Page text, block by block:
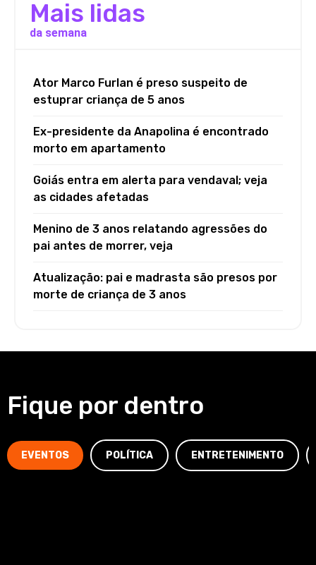
Mais lidas
da semana
Ator Marco Furlan é preso suspeito de
estuprar criança de 5 anos
Ex-presidente da Anapolina é encontrado
morto em apartamento
Goiás entra em alerta para vendaval; veja
as cidades afetadas
Menino de 3 anos relatando agressões do
pai antes de morrer, veja
Atualização: pai e madrasta são presos por
morte de criança de 3 anos
Fique por dentro
EVENTOS POLÍTICA ENTRETENIMENTO